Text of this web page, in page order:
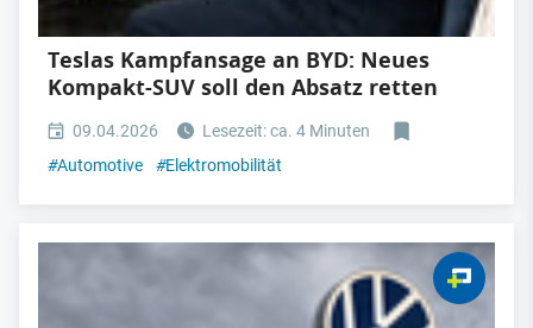
Teslas Kampfansage an BYD: Neues
Kompakt-SUV soll den Absatz retten
09.04.2026
Lesezeit: ca. 4 Minuten
#Automotive #Elektromobilität